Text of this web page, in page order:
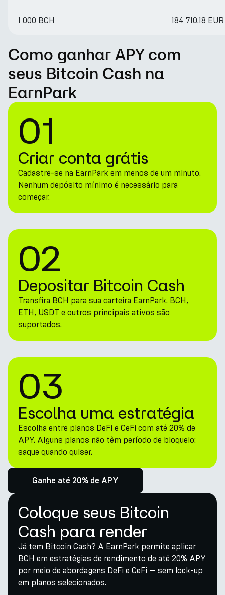
1 000 BCH 184 710.18 EUR
Como ganhar APY com
seus Bitcoin Cash na
EarnPark
01
Criar conta grátis
Cadastre-se na EarnPark em menos de um minuto.
Nenhum depósito mínimo é necessário para
começar.
02
Depositar Bitcoin Cash
Transfira BCH para sua carteira EarnPark. BCH,
ETH, USDT e outros principais ativos são
suportados.
03
Escolha uma estratégia
Escolha entre planos DeFi e CeFi com até 20% de
APY. Alguns planos não têm período de bloqueio:
saque quando quiser.
Ganhe até 20% de APY
Coloque seus Bitcoin
Cash para render
Já tem Bitcoin Cash? A EarnPark permite aplicar
BCH em estratégias de rendimento de até 20% APY
por meio de abordagens DeFi e CeFi — sem lock-up
em planos selecionados.